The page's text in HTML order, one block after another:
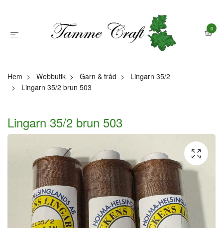
0
Hem Webbutik Garn & tråd
Lingarn 35/2
Lingarn 35/2 brun 503
Lingarn 35/2 brun 503